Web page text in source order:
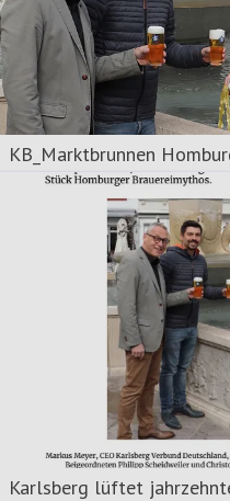
KB_Marktbrunnen
Karlsberg lüftet